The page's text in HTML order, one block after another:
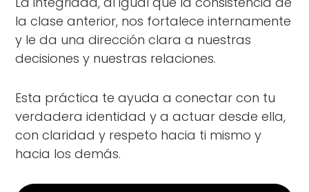
la clase anterior, nos fortalece internamente
y le da una dirección clara a nuestras
decisiones y nuestras relaciones.
Esta práctica te ayuda a conectar con tu
verdadera identidad y a actuar desde ella,
con claridad y respeto hacia ti mismo y
hacia los demás.